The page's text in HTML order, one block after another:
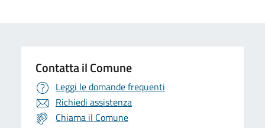
Contatta il Comune
Leggi le domande frequenti
Richiedi assistenza
Chiama il Comune